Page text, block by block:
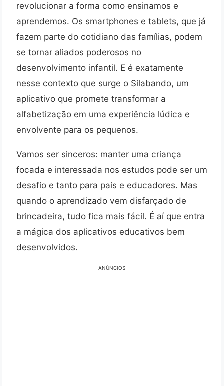
revolucionar a forma como ensinamos e
aprendemos. Os smartphones e tablets, que já
fazem parte do cotidiano das famílias, podem
se tornar aliados poderosos no
desenvolvimento infantil. E é exatamente
nesse contexto que surge o Silabando, um
aplicativo que promete transformar a
alfabetização em uma experiência lúdica e
envolvente para os pequenos.
Vamos ser sinceros: manter uma criança
focada e interessada nos estudos pode ser um
desafio e tanto para pais e educadores. Mas
quando o aprendizado vem disfarçado de
brincadeira, tudo fica mais fácil. É aí que entra
a mágica dos aplicativos educativos bem
desenvolvidos.
ANÚNCIOS